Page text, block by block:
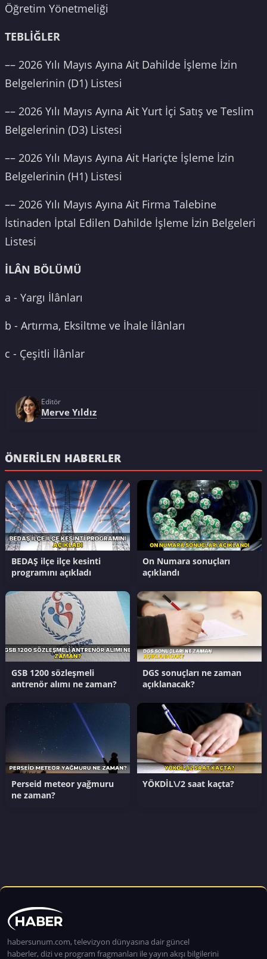
Öğretim Yönetmeliği
TEBLİĞLER
–– 2026 Yılı Mayıs Ayına Ait Dahilde İşleme İzin
Belgelerinin (D1) Listesi
–– 2026 Yılı Mayıs Ayına Ait Yurt İçi Satış ve Teslim
Belgelerinin (D3) Listesi
–– 2026 Yılı Mayıs Ayına Ait Hariçte İşleme İzin
Belgelerinin (H1) Listesi
–– 2026 Yılı Mayıs Ayına Ait Firma Talebine
İstinaden İptal Edilen Dahilde İşleme İzin Belgeleri
Listesi
İLÂN BÖLÜMÜ
a - Yargı İlânları
b - Artırma, Eksiltme ve İhale İlânları
c - Çeşitli İlânlar
Editör
Merve Yıldız
ÖNERILEN HABERLER
BEDAŞ ilçe ilçe kesinti
programını açıkladı
On Numara sonuçları
açıklandı
GSB 1200 sözleşmeli
antrenör alımı ne zaman?
DGS sonuçları ne zaman
açıklanacak?
Perseid meteor yağmuru
ne zaman?
YÖKDİL\/2 saat kaçta?
habersunum.com, televizyon dünyasına dair güncel
haberler, dizi ve program fragmanları ile yayın akışı bilgilerini